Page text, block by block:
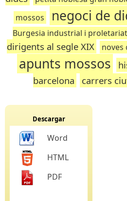
mossos
negoci de
Burgesia industrial i proletariat
dirigents al segle XIX
noves
apunts mossos
barcelona
carrers
Descargar
Word
HTML
PDF